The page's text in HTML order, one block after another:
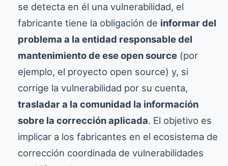
se detecta en él una vulnerabilidad, el
fabricante tiene la obligación de informar del
problema a la entidad responsable del
mantenimiento de ese open source (por
ejemplo, el proyecto open source) y, si
corrige la vulnerabilidad por su cuenta,
trasladar a la comunidad la información
sobre la corrección aplicada. El objetivo es
implicar a los fabricantes en el ecosistema de
corrección coordinada de vulnerabilidades